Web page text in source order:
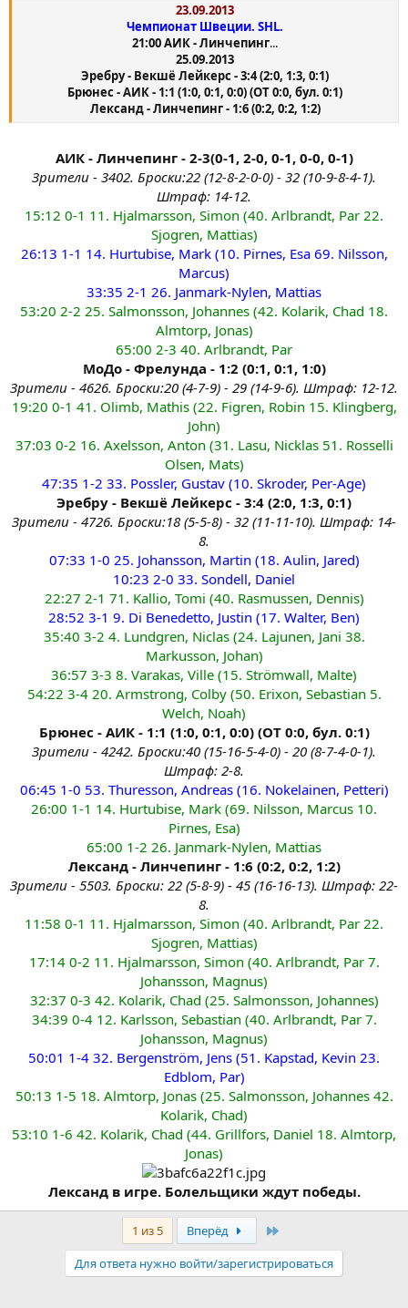
23.09.2013
Чемпионат Швеции. SHL.
21:00 АИК - Линчепинг...
25.09.2013
Эребру - Векшё Лейкерс - 3:4 (2:0, 1:3, 0:1)
Брюнес - АИК - 1:1 (1:0, 0:1, 0:0) (OT 0:0, бул. 0:1)
Лександ - Линчепинг - 1:6 (0:2, 0:2, 1:2)
АИК - Линчепинг - 2-3(0-1, 2-0, 0-1, 0-0, 0-1)
Зрители - 3402. Броски:22 (12-8-2-0-0) - 32 (10-9-8-4-1).
Штраф: 14-12.
15:12 0-1 11. Hjalmarsson, Simon (40. Arlbrandt, Par 22.
Sjogren, Mattias)
26:13 1-1 14. Hurtubise, Mark (10. Pirnes, Esa 69. Nilsson,
Marcus)
33:35 2-1 26. Janmark-Nylen, Mattias
53:20 2-2 25. Salmonsson, Johannes (42. Kolarik, Chad 18.
Almtorp, Jonas)
65:00 2-3 40. Arlbrandt, Par
МоДо - Фрелунда - 1:2 (0:1, 0:1, 1:0)
Зрители - 4626. Броски:20 (4-7-9) - 29 (14-9-6). Штраф: 12-12.
19:20 0-1 41. Olimb, Mathis (22. Figren, Robin 15. Klingberg,
John)
37:03 0-2 16. Axelsson, Anton (31. Lasu, Nicklas 51. Rosselli
Olsen, Mats)
47:35 1-2 33. Possler, Gustav (10. Skroder, Per-Age)
Эребру - Векшё Лейкерс - 3:4 (2:0, 1:3, 0:1)
Зрители - 4726. Броски:18 (5-5-8) - 32 (11-11-10). Штраф: 14-
8.
07:33 1-0 25. Johansson, Martin (18. Aulin, Jared)
10:23 2-0 33. Sondell, Daniel
22:27 2-1 71. Kallio, Tomi (40. Rasmussen, Dennis)
28:52 3-1 9. Di Benedetto, Justin (17. Walter, Ben)
35:40 3-2 4. Lundgren, Niclas (24. Lajunen, Jani 38.
Markusson, Johan)
36:57 3-3 8. Varakas, Ville (15. Strömwall, Malte)
54:22 3-4 20. Armstrong, Colby (50. Erixon, Sebastian 5.
Welch, Noah)
Брюнес - АИК - 1:1 (1:0, 0:1, 0:0) (OT 0:0, бул. 0:1)
Зрители - 4242. Броски:40 (15-16-5-4-0) - 20 (8-7-4-0-1).
Штраф: 2-8.
06:45 1-0 53. Thuresson, Andreas (16. Nokelainen, Petteri)
26:00 1-1 14. Hurtubise, Mark (69. Nilsson, Marcus 10.
Pirnes, Esa)
65:00 1-2 26. Janmark-Nylen, Mattias
Лександ - Линчепинг - 1:6 (0:2, 0:2, 1:2)
Зрители - 5503. Броски: 22 (5-8-9) - 45 (16-16-13). Штраф: 22-
8.
11:58 0-1 11. Hjalmarsson, Simon (40. Arlbrandt, Par 22.
Sjogren, Mattias)
17:14 0-2 11. Hjalmarsson, Simon (40. Arlbrandt, Par 7.
Johansson, Magnus)
32:37 0-3 42. Kolarik, Chad (25. Salmonsson, Johannes)
34:39 0-4 12. Karlsson, Sebastian (40. Arlbrandt, Par 7.
Johansson, Magnus)
50:01 1-4 32. Bergenström, Jens (51. Kapstad, Kevin 23.
Edblom, Par)
50:13 1-5 18. Almtorp, Jonas (25. Salmonsson, Johannes 42.
Kolarik, Chad)
53:10 1-6 42. Kolarik, Chad (44. Grillfors, Daniel 18. Almtorp,
Jonas)
Лександ в игре. Болельщики ждут победы.
1 из 5 Вперёд
Для ответа нужно войти/зарегистрироваться